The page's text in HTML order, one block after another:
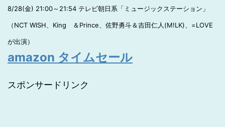
8/28(金) 21:00～21:54 テレビ朝日系「ミュージックステーション」
（NCT WISH、King ＆Prince、佐野勇斗＆吉田仁人(M!LK)、=LOVE
が出演）
amazon タイムセール
スポンサードリンク